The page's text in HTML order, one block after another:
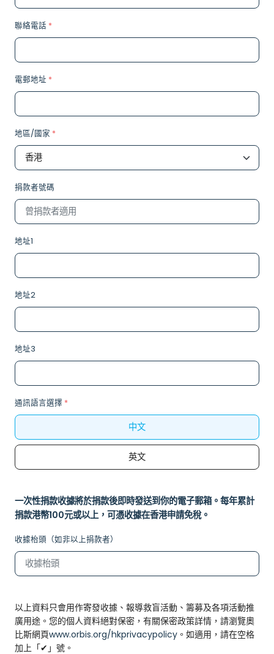
聯絡電話 *
電郵地址 *
地區/國家 *
捐款者號碼
地址1
地址2
地址3
通訊語言選擇 *
中文
英文
一次性捐款收據將於捐款後即時發送到你的電子郵箱。每年累計
捐款港幣100元或以上，可憑收據在香港申請免稅。
收據枱頭（如非以上捐款者）
以上資料只會用作寄發收據、報導救盲活動、籌募及各項活動推
廣用途。您的個人資料絕對保密，有關保密政策詳情，請瀏覽奧
比斯網頁www.orbis.org/hkprivacypolicy 。如適用，請在空格
加上「✔」號。